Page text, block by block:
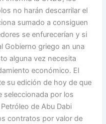
no harán descarrilar el
sumado a consiguen
se enfurecerían y si
Gobierno griego an una
alguna vez necesita
económico. El
su edición de hoy de que
seleccionada por los
de Abu Dabi
contratos por valor de